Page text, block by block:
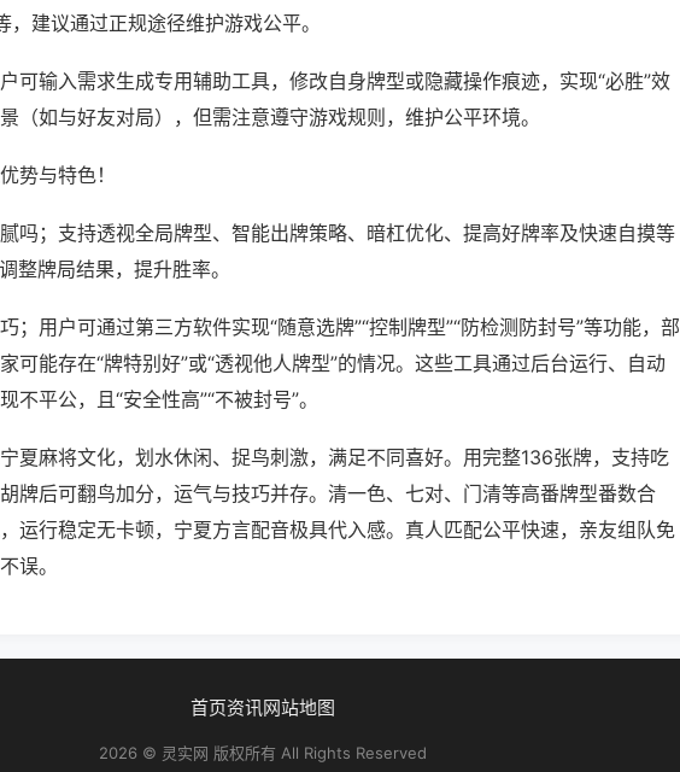
建议通过正规途径维护游戏公平。
可输入需求生成专用辅助工具，修改自身牌型或隐藏操作痕迹，实现“必胜”效
（如与好友对局），但需注意遵守游戏规则，维护公平环境。
势与特色！
吗；支持透视全局牌型、智能出牌策略、暗杠优化、提高好牌率及快速自摸等
整牌局结果，提升胜率。
；用户可通过第三方软件实现“随意选牌”“控制牌型”“防检测防封号”等功能，部
可能存在“牌特别好”或“透视他人牌型”的情况。这些工具通过后台运行、自动
不平公，且“安全性高”“不被封号”。
夏麻将文化，划水休闲、捉鸟刺激，满足不同喜好。用完整136张牌，支持吃
牌后可翻鸟加分，运气与技巧并存。清一色、七对、门清等高番牌型番数合
运行稳定无卡顿，宁夏方言配音极具代入感。真人匹配公平快速，亲友组队免
误。
首页资讯网站地图
2026 © 灵实网 版权所有 All Rights Reserved